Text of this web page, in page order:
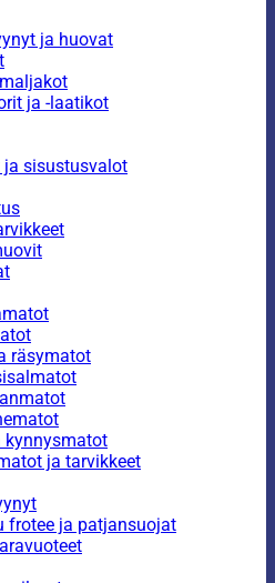
ja huovat
ja -laatikot
ja sisustusvalot
räsymatot
kynnysmatot
ja tarvikkeet
frotee ja patjansuojat